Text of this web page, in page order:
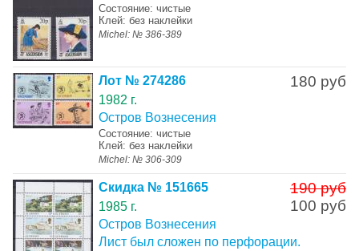
Состояние: чистые
Клей: без наклейки
Michel: № 386-389
180 руб
Лот № 274286
1982 г.
Остров Вознесения
Состояние: чистые
Клей: без наклейки
Michel: № 306-309
190 руб
100 руб
Скидка № 151665
1985 г.
Остров Вознесения
Лист был сложен по перфорации.